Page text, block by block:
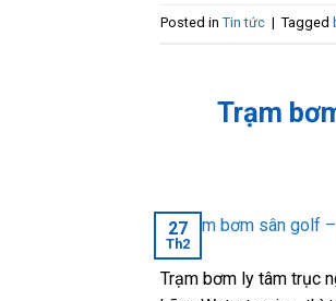
Posted in Tin tức | Tagged
Trạm
27
Th2
Trạm bơm ly tâm trục